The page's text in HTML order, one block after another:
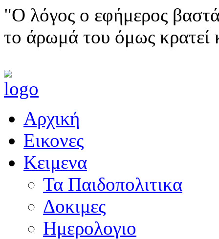
"Ο λόγος ο εφήμερος
το άρωμά του όμως κρατεί
Αρχική
Εικονες
Κειμενα
Τα Παιδοπολιτικα
Δοκιμες
Ημερολογιο